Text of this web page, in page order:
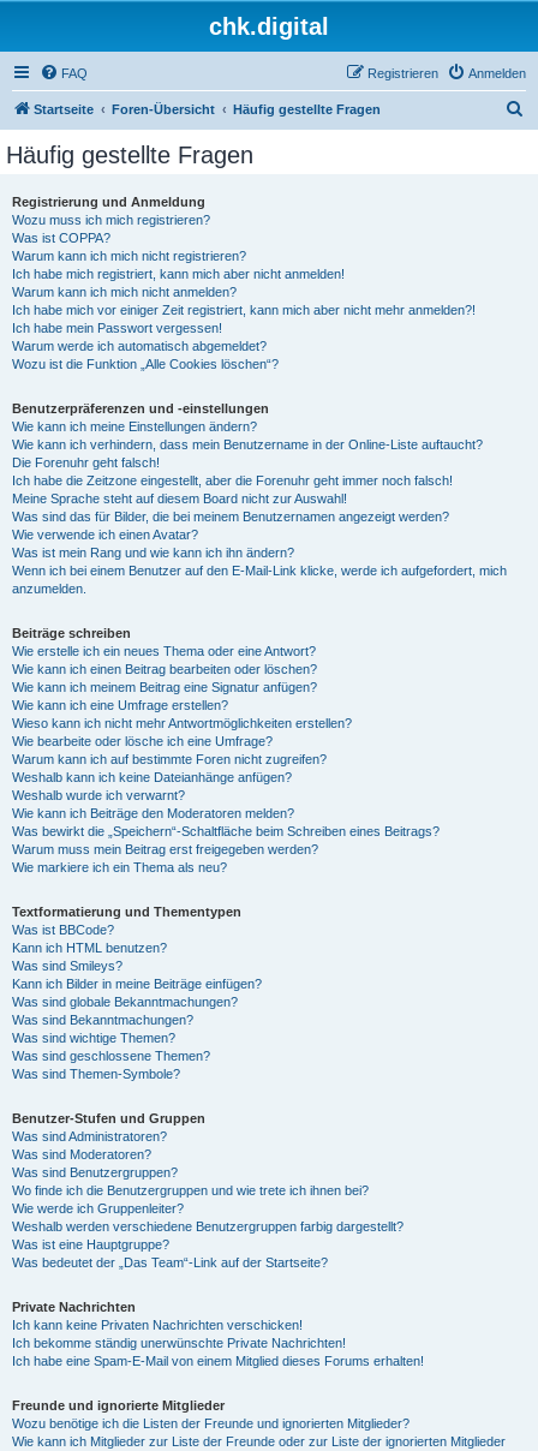
chk.digital
FAQ Anmelden
Registrieren
Startseite Foren-Übersicht Häufig gestellte Fragen
Häufig gestellte Fragen
Registrierung und Anmeldung
Wozu muss ich mich registrieren?
Was ist COPPA?
Warum kann ich mich nicht registrieren?
Ich habe mich registriert, kann mich aber nicht anmelden!
Warum kann ich mich nicht anmelden?
Ich habe mich vor einiger Zeit registriert, kann mich aber nicht mehr anmelden?!
Ich habe mein Passwort vergessen!
Warum werde ich automatisch abgemeldet?
Wozu ist die Funktion „Alle Cookies löschen“?
Benutzerpräferenzen und -einstellungen
Wie kann ich meine Einstellungen ändern?
Wie kann ich verhindern, dass mein Benutzername in der Online-Liste auftaucht?
Die Forenuhr geht falsch!
Ich habe die Zeitzone eingestellt, aber die Forenuhr geht immer noch falsch!
Meine Sprache steht auf diesem Board nicht zur Auswahl!
Was sind das für Bilder, die bei meinem Benutzernamen angezeigt werden?
Wie verwende ich einen Avatar?
Was ist mein Rang und wie kann ich ihn ändern?
Wenn ich bei einem Benutzer auf den E-Mail-Link klicke, werde ich aufgefordert, mich
anzumelden.
Beiträge schreiben
Wie erstelle ich ein neues Thema oder eine Antwort?
Wie kann ich einen Beitrag bearbeiten oder löschen?
Wie kann ich meinem Beitrag eine Signatur anfügen?
Wie kann ich eine Umfrage erstellen?
Wieso kann ich nicht mehr Antwortmöglichkeiten erstellen?
Wie bearbeite oder lösche ich eine Umfrage?
Warum kann ich auf bestimmte Foren nicht zugreifen?
Weshalb kann ich keine Dateianhänge anfügen?
Weshalb wurde ich verwarnt?
Wie kann ich Beiträge den Moderatoren melden?
Was bewirkt die „Speichern“-Schaltfläche beim Schreiben eines Beitrags?
Warum muss mein Beitrag erst freigegeben werden?
Wie markiere ich ein Thema als neu?
Textformatierung und Thementypen
Was ist BBCode?
Kann ich HTML benutzen?
Was sind Smileys?
Kann ich Bilder in meine Beiträge einfügen?
Was sind globale Bekanntmachungen?
Was sind Bekanntmachungen?
Was sind wichtige Themen?
Was sind geschlossene Themen?
Was sind Themen-Symbole?
Benutzer-Stufen und Gruppen
Was sind Administratoren?
Was sind Moderatoren?
Was sind Benutzergruppen?
Wo finde ich die Benutzergruppen und wie trete ich ihnen bei?
Wie werde ich Gruppenleiter?
Weshalb werden verschiedene Benutzergruppen farbig dargestellt?
Was ist eine Hauptgruppe?
Was bedeutet der „Das Team“-Link auf der Startseite?
Private Nachrichten
Ich kann keine Privaten Nachrichten verschicken!
Ich bekomme ständig unerwünschte Private Nachrichten!
Ich habe eine Spam-E-Mail von einem Mitglied dieses Forums erhalten!
Freunde und ignorierte Mitglieder
Wozu benötige ich die Listen der Freunde und ignorierten Mitglieder?
Wie kann ich Mitglieder zur Liste der Freunde oder zur Liste der ignorierten Mitglieder